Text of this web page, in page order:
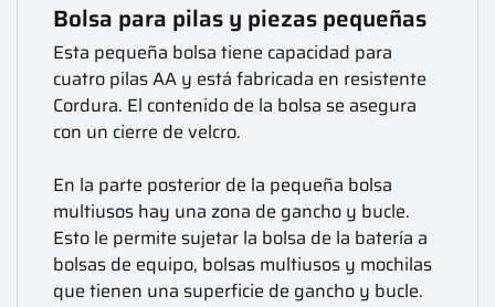
Bolsa para pilas y piezas pequeñas
Esta pequeña bolsa tiene capacidad para
cuatro pilas AA y está fabricada en resistente
Cordura. El contenido de la bolsa se asegura
con un cierre de velcro.
En la parte posterior de la pequeña bolsa
multiusos hay una zona de gancho y bucle.
Esto le permite sujetar la bolsa de la batería a
bolsas de equipo, bolsas multiusos y mochilas
que tienen una superficie de gancho y bucle.